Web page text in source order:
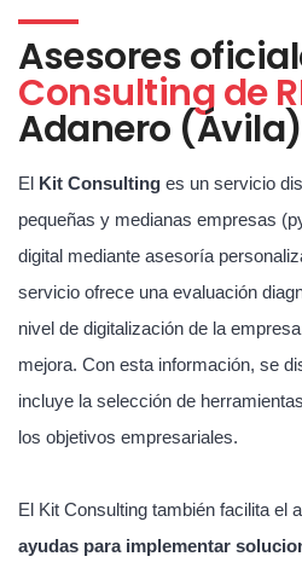
Asesores
Consulting de
Adanero (Ávila)
El Kit Consulting es un servicio
pequeñas y medianas empresas
digital mediante asesoría
servicio ofrece una evaluación
nivel de digitalización de la
mejora. Con esta información, se
incluye la selección de
los objetivos empresariales.
El Kit Consulting también facilita el
ayudas para implementar